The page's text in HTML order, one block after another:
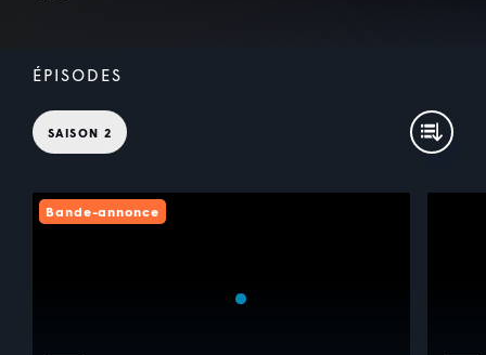
ÉPISODES
SAISON 2
Bande-annonce